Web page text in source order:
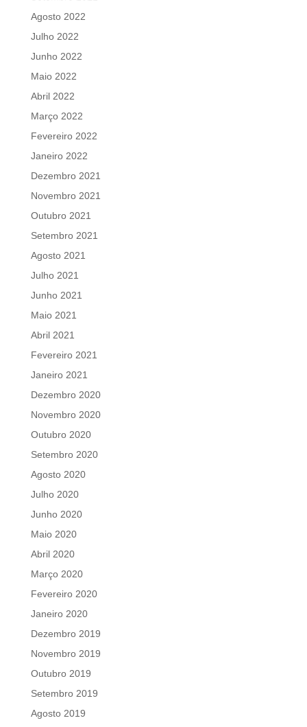
Agosto 2022
Julho 2022
Junho 2022
Maio 2022
Abril 2022
Março 2022
Fevereiro 2022
Janeiro 2022
Dezembro 2021
Novembro 2021
Outubro 2021
Setembro 2021
Agosto 2021
Julho 2021
Junho 2021
Maio 2021
Abril 2021
Fevereiro 2021
Janeiro 2021
Dezembro 2020
Novembro 2020
Outubro 2020
Setembro 2020
Agosto 2020
Julho 2020
Junho 2020
Maio 2020
Abril 2020
Março 2020
Fevereiro 2020
Janeiro 2020
Dezembro 2019
Novembro 2019
Outubro 2019
Setembro 2019
Agosto 2019